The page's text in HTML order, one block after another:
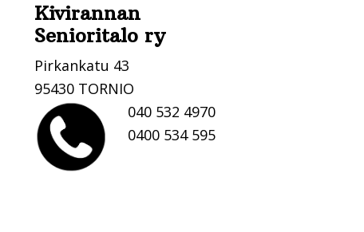
Kivirannan
Senioritalo ry
Pirkankatu 43
95430 TORNIO
040 532 4970
0400 534 595